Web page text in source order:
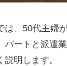
は、50代主婦
パートと派遣
明します。